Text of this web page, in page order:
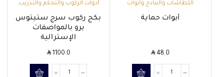
اللطاشات والبنادج وابوات
,
وحوافر الخيل
أبوات حماية
SAR48.0
أدوات الركوب والتحكم والتدريب,
بكج ركوب سرج ستيتوس
برو بالمواصفات
الإسترالية
SAR1100.0